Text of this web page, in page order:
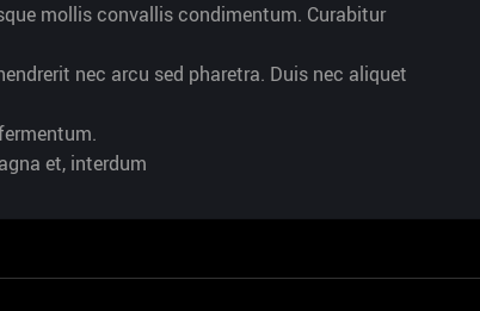
mollis convallis condimentum. Curabitur
nec arcu sed pharetra. Duis nec aliquet
et, interdum